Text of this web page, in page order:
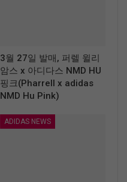
3월 27일 발매, 퍼렐 윌리
암스 x 아디다스 NMD HU
핑크(Pharrell x adidas
NMD Hu Pink)
ADIDAS NEWS